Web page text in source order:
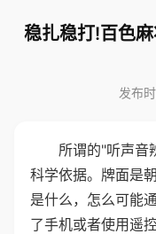
稳扎稳打!百色
发布
所谓的"听声音
科学依据。牌面是
是什么，怎么可能
了手机或者使用遥控